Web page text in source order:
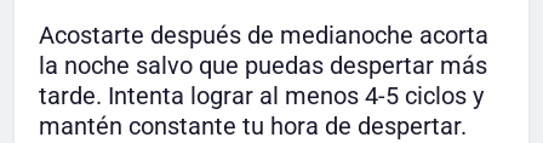
Acostarte después de medianoche acorta
la noche salvo que puedas despertar más
tarde. Intenta lograr al menos 4-5 ciclos y
mantén constante tu hora de despertar.